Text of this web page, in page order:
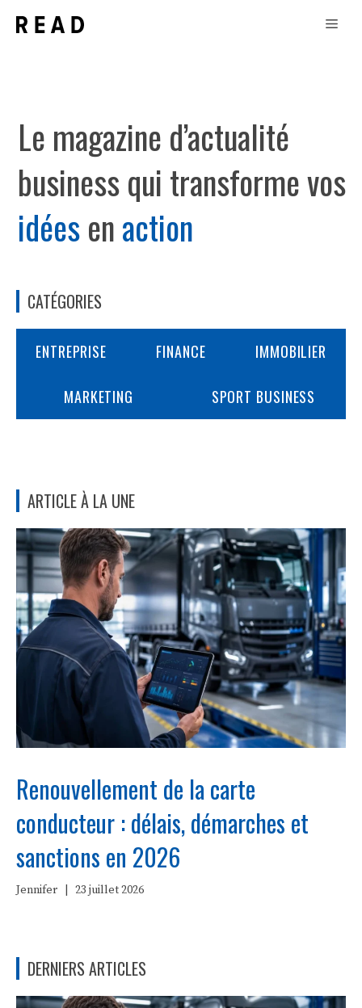
Le magazine d’actualité
business qui transforme vos
idéesenaction
CATÉGORIES
ENTREPRISE FINANCE IMMOBILIER
MARKETING SPORT BUSINESS
ARTICLE À LA UNE
Renouvellement de la carte
conducteur : délais, démarches et
sanctions en 2026
Jennifer 23 juillet 2026
DERNIERS ARTICLES